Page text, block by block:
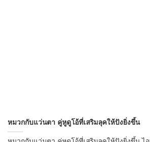
หมวกกับแว่นตา คู่หูดูโอ้ที่เสริมลุคให้ปังยิ่งขึ้น